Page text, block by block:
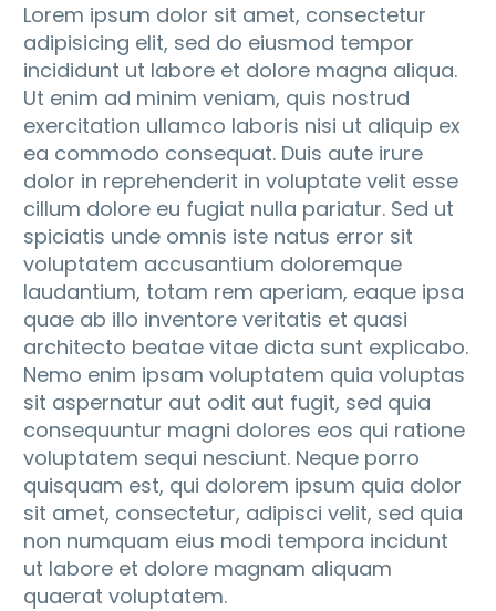
Lorem ipsum dolor sit amet, consectetur
adipisicing elit, sed do eiusmod tempor
incididunt ut labore et dolore magna aliqua.
Ut enim ad minim veniam, quis nostrud
exercitation ullamco laboris nisi ut aliquip ex
ea commodo consequat. Duis aute irure
dolor in reprehenderit in voluptate velit esse
cillum dolore eu fugiat nulla pariatur. Sed ut
spiciatis unde omnis iste natus error sit
voluptatem accusantium doloremque
laudantium, totam rem aperiam, eaque ipsa
quae ab illo inventore veritatis et quasi
architecto beatae vitae dicta sunt explicabo.
Nemo enim ipsam voluptatem quia voluptas
sit aspernatur aut odit aut fugit, sed quia
consequuntur magni dolores eos qui ratione
voluptatem sequi nesciunt. Neque porro
quisquam est, qui dolorem ipsum quia dolor
sit amet, consectetur, adipisci velit, sed quia
non numquam eius modi tempora incidunt
ut labore et dolore magnam aliquam
quaerat voluptatem.